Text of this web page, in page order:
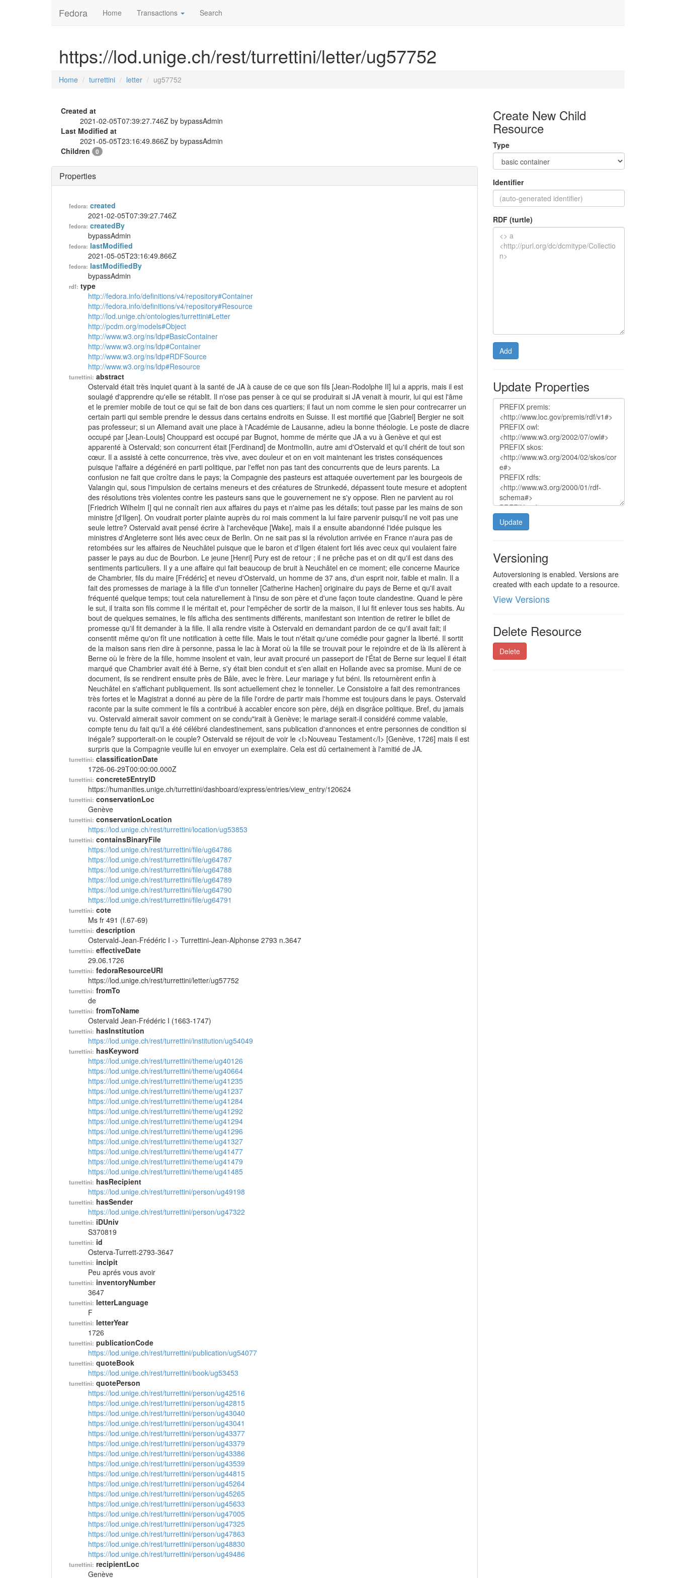
Fedora Home Transactions Search
https://lod.unige.ch/rest/turrettini/letter/ug57752
Home turrettini letter ug57752
Create New Child
Resource
Type
Identifier
RDF (turtle)
Add
Update Properties
Update
Versioning
Autoversioning is enabled. Versions are
created with each update to a resource.
View Versions
Delete Resource
Delete
Created at
2021-02-05T07:39:27.746Z by bypassAdmin
Last Modified at
2021-05-05T23:16:49.866Z by bypassAdmin
Children
0
Properties
fedora: created
2021-02-05T07:39:27.746Z
fedora: createdBy
bypassAdmin
fedora: lastModified
2021-05-05T23:16:49.866Z
fedora: lastModifiedBy
bypassAdmin
rdf: type
http://fedora.info/definitions/v4/repository#Container
http://fedora.info/definitions/v4/repository#Resource
http://lod.unige.ch/ontologies/turrettini#Letter
http://pcdm.org/models#Object
http://www.w3.org/ns/ldp#BasicContainer
http://www.w3.org/ns/ldp#Container
http://www.w3.org/ns/ldp#RDFSource
http://www.w3.org/ns/ldp#Resource
turrettini: abstract
Ostervald était très inquiet quant à la santé de JA à cause de ce que son fils [Jean-Rodolphe II] lui a appris, mais il est
soulagé d'apprendre qu'elle se rétablit. Il n'ose pas penser à ce qui se produirait si JA venait à mourir, lui qui est l'âme
et le premier mobile de tout ce qui se fait de bon dans ces quartiers; il faut un nom comme le sien pour contrecarrer un
certain parti qui semble prendre le dessus dans certains endroits en Suisse. Il est mortifié que [Gabriel] Bergier ne soit
pas professeur; si un Allemand avait une place à l'Académie de Lausanne, adieu la bonne théologie. Le poste de diacre
occupé par [Jean-Louis] Chouppard est occupé par Bugnot, homme de mérite que JA a vu à Genève et qui est
apparenté à Ostervald; son concurrent était [Ferdinand] de Montmollin, autre ami d'Ostervald et qu'il chérit de tout son
cœur. Il a assisté à cette concurrence, très vive, avec douleur et on en voit maintenant les tristes conséquences
puisque l'affaire a dégénéré en parti politique, par l'effet non pas tant des concurrents que de leurs parents. La
confusion ne fait que croître dans le pays; la Compagnie des pasteurs est attaquée ouvertement par les bourgeois de
Valangin qui, sous l'impulsion de certains meneurs et des créatures de Strunkedé, dépassent toute mesure et adoptent
des résolutions très violentes contre les pasteurs sans que le gouvernement ne s'y oppose. Rien ne parvient au roi
[Friedrich Wilhelm I] qui ne connaît rien aux affaires du pays et n'aime pas les détails; tout passe par les mains de son
ministre [d'Ilgen]. On voudrait porter plainte auprès du roi mais comment la lui faire parvenir puisqu'il ne voit pas une
seule lettre? Ostervald avait pensé écrire à l'archevêque [Wake], mais il a ensuite abandonné l'idée puisque les
ministres d'Angleterre sont liés avec ceux de Berlin. On ne sait pas si la révolution arrivée en France n'aura pas de
retombées sur les affaires de Neuchâtel puisque que le baron et d'Ilgen étaient fort liés avec ceux qui voulaient faire
passer le pays au duc de Bourbon. Le jeune [Henri] Pury est de retour ; il ne prêche pas et on dit qu'il est dans des
sentiments particuliers. Il y a une affaire qui fait beaucoup de bruit à Neuchâtel en ce moment; elle concerne Maurice
de Chambrier, fils du maire [Frédéric] et neveu d'Ostervald, un homme de 37 ans, d'un esprit noir, faible et malin. Il a
fait des promesses de mariage à la fille d'un tonnelier [Catherine Hachen] originaire du pays de Berne et qu'il avait
fréquenté quelque temps; tout cela naturellement à l'insu de son père et d'une façon toute clandestine. Quand le père
le sut, il traita son fils comme il le méritait et, pour l'empêcher de sortir de la maison, il lui fit enlever tous ses habits. Au
bout de quelques semaines, le fils afficha des sentiments différents, manifestant son intention de retirer le billet de
promesse qu'il fit demander à la fille. Il alla rendre visite à Ostervald en demandant pardon de ce qu'il avait fait; il
consentit même qu'on fît une notification à cette fille. Mais le tout n'était qu'une comédie pour gagner la liberté. Il sortit
de la maison sans rien dire à personne, passa le lac à Morat où la fille se trouvait pour le rejoindre et de là ils allèrent à
Berne où le frère de la fille, homme insolent et vain, leur avait procuré un passeport de l'État de Berne sur lequel il était
marqué que Chambrier avait été à Berne, s'y était bien conduit et s'en allait en Hollande avec sa promise. Muni de ce
document, ils se rendirent ensuite près de Bâle, avec le frère. Leur mariage y fut béni. Ils retournèrent enfin à
Neuchâtel en s'affichant publiquement. Ils sont actuellement chez le tonnelier. Le Consistoire a fait des remontrances
très fortes et le Magistrat a donné au père de la fille l'ordre de partir mais l'homme est toujours dans le pays. Ostervald
raconte par la suite comment le fils a contribué à accabler encore son père, déjà en disgrâce politique. Bref, du jamais
vu. Ostervald aimerait savoir comment on se condu"irait à Genève; le mariage serait-il considéré comme valable,
compte tenu du fait qu'il a été célébré clandestinement, sans publication d'annonces et entre personnes de condition si
inégale? supporterait-on le couple? Ostervald se réjouit de voir le <I>Nouveau Testament</I> [Genève, 1726] mais il est
surpris que la Compagnie veuille lui en envoyer un exemplaire. Cela est dû certainement à l'amitié de JA.
turrettini: classificationDate
1726-06-29T00:00:00.000Z
turrettini: concrete5EntryID
https://humanities.unige.ch/turrettini/dashboard/express/entries/view_entry/120624
turrettini: conservationLoc
Genève
turrettini: conservationLocation
https://lod.unige.ch/rest/turrettini/location/ug53853
turrettini: containsBinaryFile
https://lod.unige.ch/rest/turrettini/file/ug64786
https://lod.unige.ch/rest/turrettini/file/ug64787
https://lod.unige.ch/rest/turrettini/file/ug64788
https://lod.unige.ch/rest/turrettini/file/ug64789
https://lod.unige.ch/rest/turrettini/file/ug64790
https://lod.unige.ch/rest/turrettini/file/ug64791
turrettini: cote
Ms fr 491 (f.67-69)
turrettini: description
Ostervald-Jean-Frédéric I -> Turrettini-Jean-Alphonse 2793 n.3647
turrettini: effectiveDate
29.06.1726
turrettini: fedoraResourceURI
https://lod.unige.ch/rest/turrettini/letter/ug57752
turrettini: fromTo
de
turrettini: fromToName
Ostervald Jean-Frédéric I (1663-1747)
turrettini: hasInstitution
https://lod.unige.ch/rest/turrettini/institution/ug54049
turrettini: hasKeyword
https://lod.unige.ch/rest/turrettini/theme/ug40126
https://lod.unige.ch/rest/turrettini/theme/ug40664
https://lod.unige.ch/rest/turrettini/theme/ug41235
https://lod.unige.ch/rest/turrettini/theme/ug41237
https://lod.unige.ch/rest/turrettini/theme/ug41284
https://lod.unige.ch/rest/turrettini/theme/ug41292
https://lod.unige.ch/rest/turrettini/theme/ug41294
https://lod.unige.ch/rest/turrettini/theme/ug41296
https://lod.unige.ch/rest/turrettini/theme/ug41327
https://lod.unige.ch/rest/turrettini/theme/ug41477
https://lod.unige.ch/rest/turrettini/theme/ug41479
https://lod.unige.ch/rest/turrettini/theme/ug41485
turrettini: hasRecipient
https://lod.unige.ch/rest/turrettini/person/ug49198
turrettini: hasSender
https://lod.unige.ch/rest/turrettini/person/ug47322
turrettini: iDUniv
S370819
turrettini: id
Osterva-Turrett-2793-3647
turrettini: incipit
Peu aprés vous avoir
turrettini: inventoryNumber
3647
turrettini: letterLanguage
F
turrettini: letterYear
1726
turrettini: publicationCode
https://lod.unige.ch/rest/turrettini/publication/ug54077
turrettini: quoteBook
https://lod.unige.ch/rest/turrettini/book/ug53453
turrettini: quotePerson
https://lod.unige.ch/rest/turrettini/person/ug42516
https://lod.unige.ch/rest/turrettini/person/ug42815
https://lod.unige.ch/rest/turrettini/person/ug43040
https://lod.unige.ch/rest/turrettini/person/ug43041
https://lod.unige.ch/rest/turrettini/person/ug43377
https://lod.unige.ch/rest/turrettini/person/ug43379
https://lod.unige.ch/rest/turrettini/person/ug43386
https://lod.unige.ch/rest/turrettini/person/ug43539
https://lod.unige.ch/rest/turrettini/person/ug44815
https://lod.unige.ch/rest/turrettini/person/ug45264
https://lod.unige.ch/rest/turrettini/person/ug45265
https://lod.unige.ch/rest/turrettini/person/ug45633
https://lod.unige.ch/rest/turrettini/person/ug47005
https://lod.unige.ch/rest/turrettini/person/ug47325
https://lod.unige.ch/rest/turrettini/person/ug47863
https://lod.unige.ch/rest/turrettini/person/ug48830
https://lod.unige.ch/rest/turrettini/person/ug49486
turrettini: recipientLoc
Genève